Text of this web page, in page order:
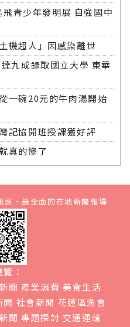
青少年發明展 自強國中
機超人」因感染離世
九成錄取國立大學 東華
一碗20元的牛肉湯開始
記協開班授課獲好評
真的慘了
速、最全面的在地新聞報導
：
聞 產業消費 美食生活
聞 社會新聞 花蓮區漁會
聞 專題探討 交通運輸